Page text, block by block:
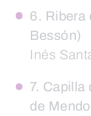
6. Ribera
Bessón)
Inés
7. Capilla
de